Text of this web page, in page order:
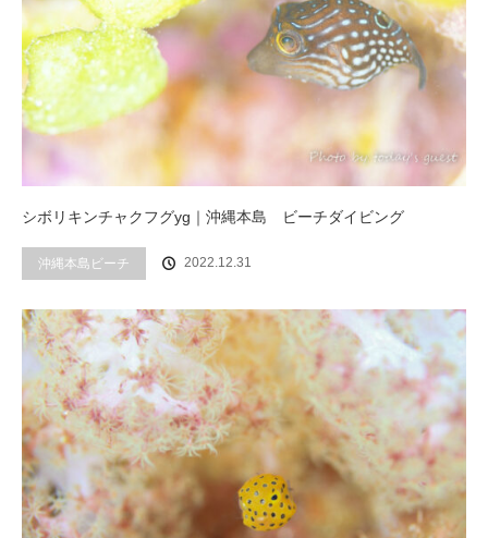
シボリキンチャクフグyg｜沖縄本島 ビーチダイビング
沖縄本島ビーチ 2022.12.31